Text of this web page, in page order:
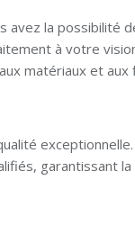
avez la possibilité
à votre
matériaux et
garantissant